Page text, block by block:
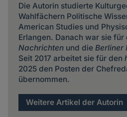
Die Autorin studierte
Wahlfächern Politische
American Studies und
Erlangen. Danach war sie für
Nachrichtenund die Berliner
Seit 2017 arbeitet sie für den
2025 den Posten der
übernommen.
Weitere Artikel der Autorin